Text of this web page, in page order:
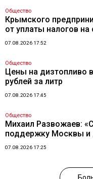
Общество
Крымского
от уплаты налогов
07.08.2026 17:52
Общество
Цены на дизтопливо
рублей за литр
07.08.2026 17:45
Общество
Михаил Развожаев:
поддержку Москвы и
07.08.2026 17:25